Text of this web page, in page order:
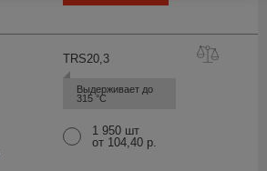
TRS20,3
Выдерживает до
315 °С
1 950 шт
от 104,40 р.